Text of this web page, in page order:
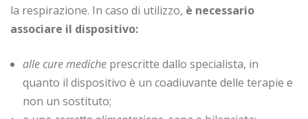
la respirazione. In caso di utilizzo, è necessario
associare il dispositivo:
alle cure mediche prescritte dallo specialista, in
quanto il dispositivo è un coadiuvante delle terapie e
non un sostituto;